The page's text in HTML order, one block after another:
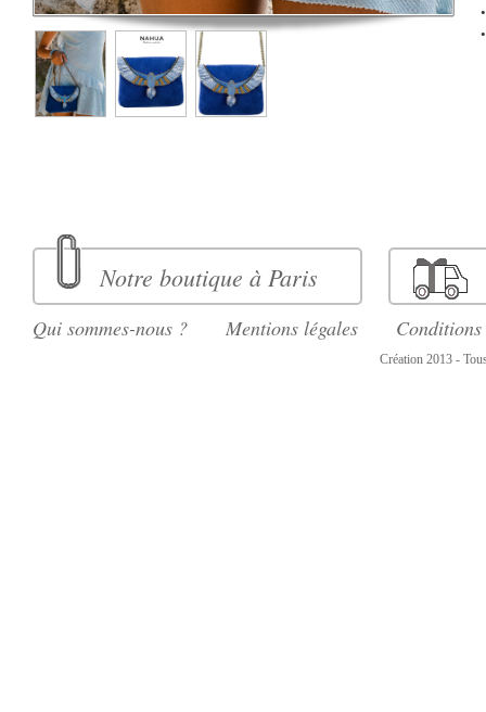
Notre boutique à Paris
Qui sommes-nous ? Mentions légales Conditions
Création 2013 -